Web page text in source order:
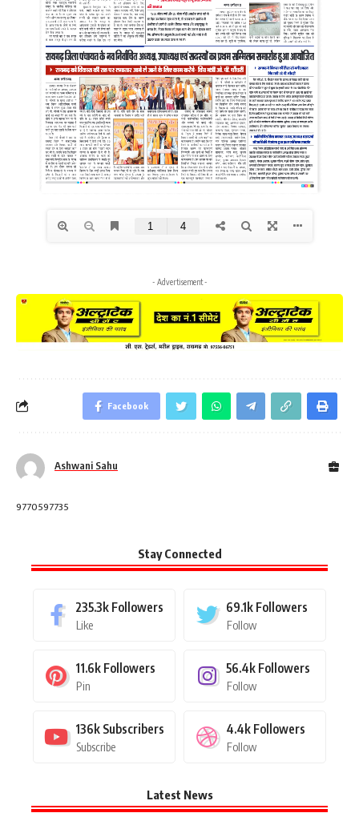
- Advertisement -
Facebook
Ashwani Sahu
9770597735
Stay Connected
235.3k Followers
Like
69.1k Followers
Follow
11.6k Followers
Pin
56.4k Followers
Follow
136k Subscribers
Subscribe
4.4k Followers
Follow
Latest News